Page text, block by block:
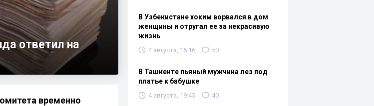
ответил на
временно
В Узбекистане хоким ворвался в дом
женщины и отругал ее за некрасивую
жизнь
4 августа, 15:16 50
В Ташкенте пьяный мужчина лез под
платье к бабушке
4 августа, 19:43 40